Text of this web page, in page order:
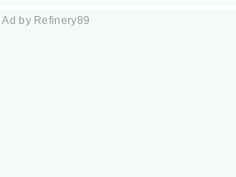
by Refinery89